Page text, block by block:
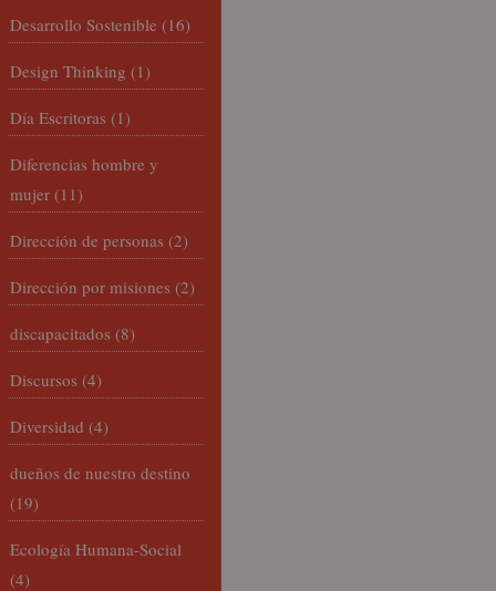
Desarrollo Sostenible (16)
Design Thinking (1)
Día Escritoras (1)
Diferencias hombre y
mujer (11)
Dirección de personas (2)
Dirección por misiones (2)
discapacitados (8)
Discursos (4)
Diversidad (4)
dueños de nuestro destino
(19)
Ecología Humana-Social
(4)